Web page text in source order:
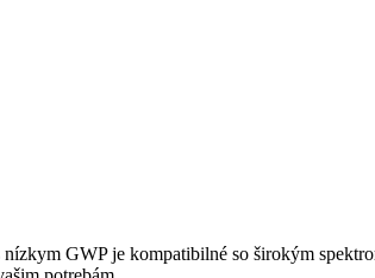
GWP je kompatibilné so širokým